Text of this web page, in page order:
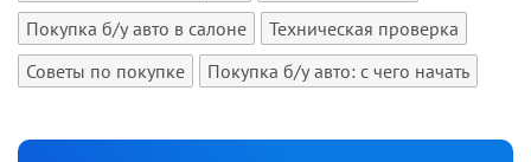
Покупка б/у авто в салоне
Техническая проверка
Советы по покупке
Покупка б/у авто: с чего начать